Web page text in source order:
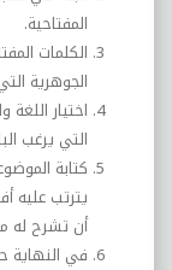
المفتاحية.
الكلمات
الجوهرية
اختيار
التي يرغب
كتابة
يترتب عليه
أن تشرح له
في النهاية